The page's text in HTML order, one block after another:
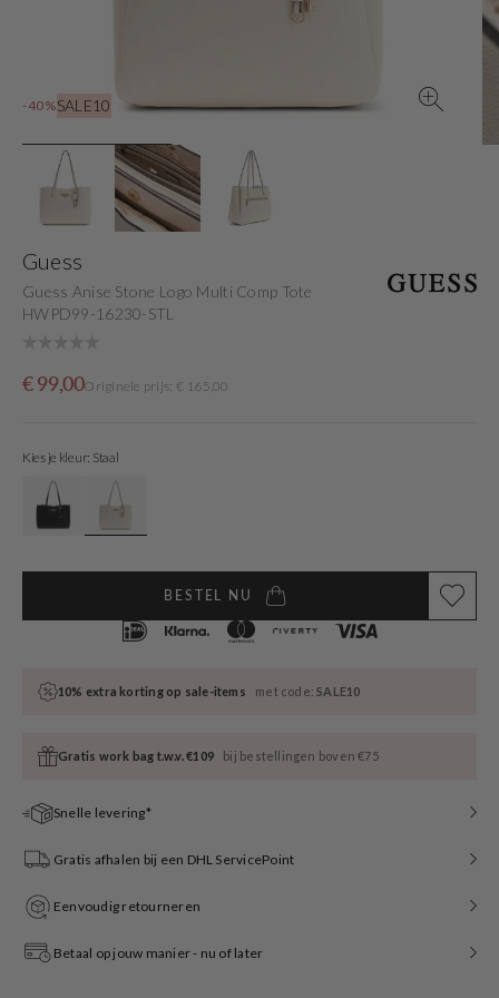
-40%SALE10
Guess
Guess Anise Stone Logo Multi Comp Tote
HWPD99-16230-STL
Sale
€ 99,00
OrigineleOriginele prijs: € 165,00
Kies je kleur: Staal
BESTEL NU
10% extra korting op sale-items met code:SALE10
Gratis work bag t.w.v. €109 bij bestellingen boven €75
Snelle levering*
Gratis afhalen bij een DHL ServicePoint
Eenvoudig retourneren
Betaal op jouw manier - nu of later